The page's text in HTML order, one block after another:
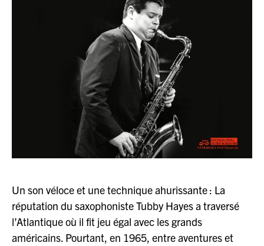
Un son véloce et une technique ahurissante : La
réputation du saxophoniste Tubby Hayes a traversé
l’Atlantique où il fit jeu égal avec les grands
américains. Pourtant, en 1965, entre aventures et